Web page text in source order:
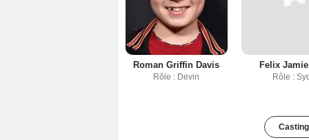
Roman Griffin Davis
Rôle : Devin
Felix
Rôle :